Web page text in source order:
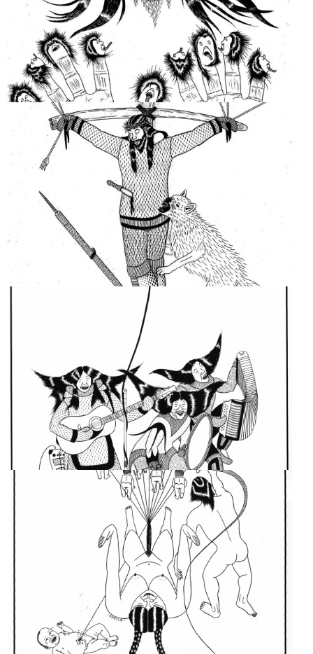
SELF-
PORTRAIT. INVERSE TEN
COMMANDMENTS
I, CRUCIFIED
WHEN GODS SINGS
THE BLUES
THE DOGTEAM
FAMILY